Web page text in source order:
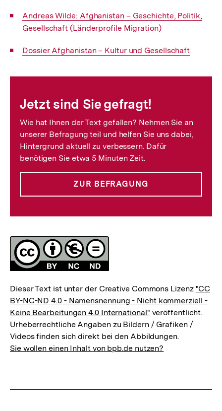
Interner
Link:
Andreas Wilde: Afghanistan – Geschichte, Politik,
Gesellschaft (Länderprofile Migration)
Interner
Dossier Afghanistan – Kultur und Gesellschaft
Jetzt sind Sie gefragt!
Wie hat Ihnen der Text gefallen? Nehmen Sie an
unserer Befragung teil und helfen Sie uns dabei,
Hintergrund aktuell zu verbessern. Dafür
benötigen Sie etwa 5 Minuten Zeit.
ZUR BEFRAGUNG
Lizenz
Dieser Text ist unter der Creative Commons Lizenz "CC
BY-NC-ND 4.0 - Namensnennung - Nicht kommerziell -
Keine Bearbeitungen 4.0 International" veröffentlicht.
Urheberrechtliche Angaben zu Bildern / Grafiken /
Videos finden sich direkt bei den Abbildungen.
Sie wollen einen Inhalt von bpb.de nutzen?